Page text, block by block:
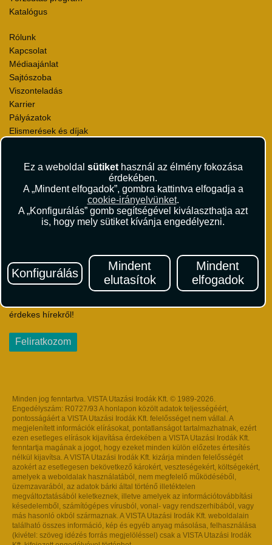
Ez a weboldal sütikethasznál az élmény fokozása
érdekében.
A „Mindent elfogadok”, gombra kattintva elfogadja a
cookie-irányelvünket.
A „Konfigurálás” gomb segítségével kiválaszthatja azt
is, hogy mely sütiket kívánja engedélyezni.
Konfigurálás
Mindent
elutasítok
Mindent
elfogadok
Katalógus
Rólunk
Kapcsolat
Médiaajánlat
Sajtószoba
Viszonteladás
Karrier
Pályázatok
Elismerések és díjak
Utazási Csomag Szerződési Feltételek
Útlemondás-biztosítás Szerződési Feltételek
Utasbiztosítás Szerződési Feltételek
Repülőjegy Szerződési Feltételek
Adatvédelem
Hírlevél
Iratkozzon fel Magyarország egyik legszínesebb utazási
érdekes hírekről!
Feliratkozom
Minden jog fenntartva. VISTA Utazási Irodák Kft. © 1989-2026.
Engedélyszám: R0727/93 A honlapon közölt adatok teljességéért,
pontosságáért a VISTA Utazási Irodák Kft. felelősséget nem vállal. A
megjelenített információk elírásokat, pontatlanságot tartalmazhatnak, ezért
ezen esetleges elírások kijavítása érdekében a VISTA Utazási Irodák Kft.
fenntartja magának a jogot, hogy ezeket minden külön előzetes értesítés
nélkül kijavítsa. A VISTA Utazási Irodák Kft. kizárja minden felelősségét
azokért az esetlegesen bekövetkező károkért, veszteségekért, költségekért,
amelyek a weboldalak használatából, nem megfelelő működéséből,
üzemzavarából, az adatok bárki által történő illetéktelen
megváltoztatásából keletkeznek, illetve amelyek az információtovábbítási
késedelemből, számítógépes vírusból, vonal- vagy rendszerhibából, vagy
más hasonló okból származnak. A VISTA Utazási Irodák Kft. weboldalain
található összes információ, kép és egyéb anyag másolása, felhasználása
(kivétel: szöveg idézés forrás megjelöléssel) csak a VISTA Utazási Irodák